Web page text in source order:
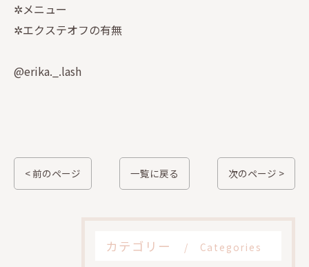
✲メニュー
✲エクステオフの有無
@erika._.lash
< 前のページ 一覧に戻る 次のページ >
カテゴリー Categories